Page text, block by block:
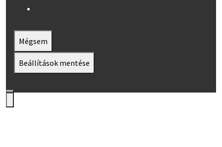
Mégsem
Beállítások mentése